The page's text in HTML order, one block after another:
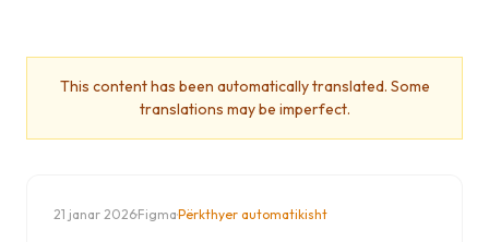
This content has been automatically translated. Some
translations may be imperfect.
21 janar 2026·Figma·Përkthyer automatikisht